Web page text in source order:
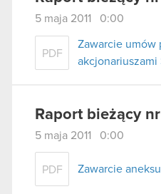
5 maja 2011 0:00
PDF
Zawarcie umów
akcjonariuszami
Raport bieżący
5 maja 2011 0:00
PDF Zawarcie